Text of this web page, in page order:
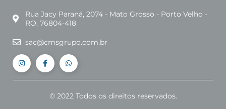
Rua Jacy Paraná, 2074 - Mato Grosso - Porto Velho -
RO, 76804-418
sac@cmsgrupo.com.br
© 2022 Todos os direitos reservados.